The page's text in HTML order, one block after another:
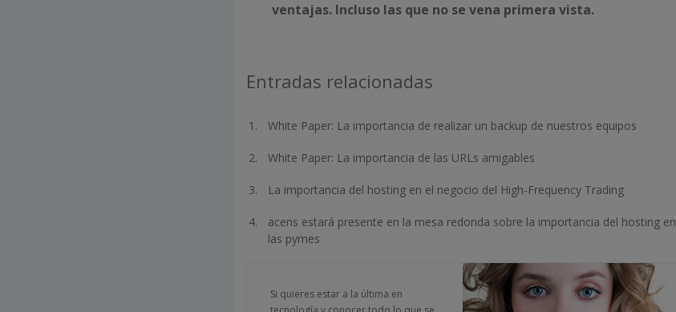
ventajas. Incluso las que no se vena primera vista.
Entradas relacionadas
White Paper: La importancia de realizar un backup de nuestros equipos
White Paper: La importancia de las URLs amigables
La importancia del hosting en el negocio del High-Frequency Trading
acens estará presente en la mesa redonda sobre la importancia del hosting en
las pymes
Si quieres estar a la última en